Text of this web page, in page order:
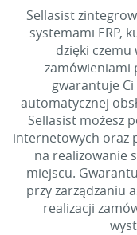
Sellasist
systemami ERP,
dzięki czemu
zamówieniami
gwarantuje
automatycznej
Sellasist możesz
internetowych oraz
na realizowanie
miejscu.
przy zarządzaniu
realizacji